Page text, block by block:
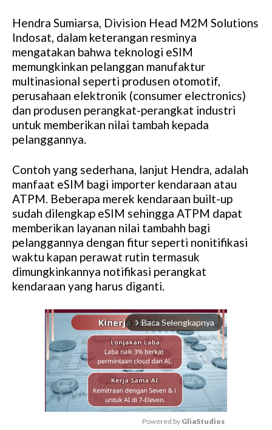
Hendra Sumiarsa, Division Head M2M Solutions
Indosat, dalam keterangan resminya
mengatakan bahwa teknologi eSIM
memungkinkan pelanggan manufaktur
multinasional seperti produsen otomotif,
perusahaan elektronik (consumer electronics)
dan produsen perangkat-perangkat industri
untuk memberikan nilai tambah kepada
pelanggannya.
Contoh yang sederhana, lanjut Hendra, adalah
manfaat eSIM bagi importer kendaraan atau
ATPM. Beberapa merek kendaraan built-up
sudah dilengkap eSIM sehingga ATPM dapat
memberikan layanan nilai tambahh bagi
pelanggannya dengan fitur seperti nonitifikasi
waktu kapan perawat rutin termasuk
dimungkinkannya notifikasi perangkat
kendaraan yang harus diganti.
arrow_forward_ios Baca Selengkapnya
Powered by GliaStudios